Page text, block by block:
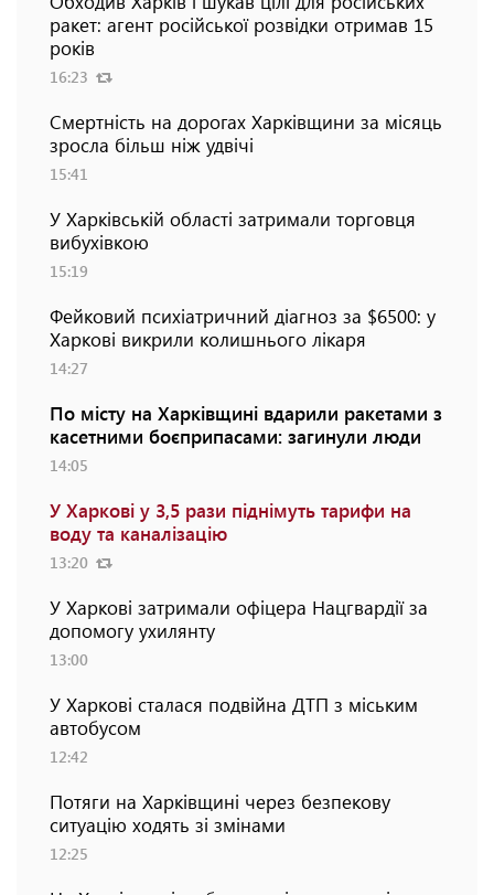
ракет: агент російської розвідки отримав 15
років
16:23
Смертність на дорогах Харківщини за місяць
зросла більш ніж удвічі
15:41
У Харківській області затримали торговця
вибухівкою
15:19
Фейковий психіатричний діагноз за $6500: у
Харкові викрили колишнього лікаря
14:27
По місту на Харківщині вдарили ракетами з
касетними боєприпасами: загинули люди
14:05
У Харкові у 3,5 рази піднімуть тарифи на
воду та каналізацію
13:20
У Харкові затримали офіцера Нацгвардії за
допомогу ухилянту
13:00
У Харкові сталася подвійна ДТП з міським
автобусом
12:42
Потяги на Харківщині через безпекову
ситуацію ходять зі змінами
12:25